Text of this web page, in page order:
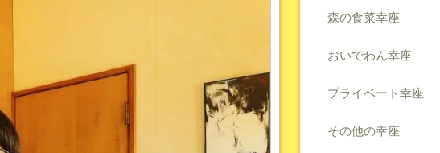
森の食菜幸座
おいでわん幸座
プライベート幸座
その他の幸座